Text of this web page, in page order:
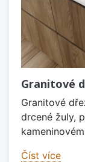
Granitové
Granitové
drcené žuly,
Číst více